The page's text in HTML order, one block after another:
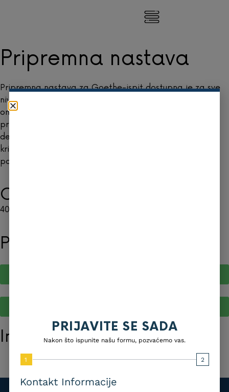
Pripremna nastava
Pripremna nastava za Goethe-ispit dostupna je za sve
nivoe (A1–C2) i može se pohađati uživo u učionici ili
online. Program obuhvata 20 školskih časova i
prilagođen je kako bi polaznicima pomogao da se
detaljno upoznaju sa svim modulima ispita, razumiju
kriterijume ocjenjivanja i razviju strategije za uspješno
polaganje.
Cijena kursa:
400,00
Pišite nam direktno
Imate pitanja u vezi kursa?
PRIJAVITE SE SADA
Nakon što ispunite našu formu, pozvaćemo vas.
1 2
Kontakt Informacije